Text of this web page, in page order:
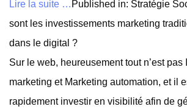
Lire la suite … Published in: Stratégie
sont les investissements marketing
dans le digital ?
Sur le web, heureusement tout n’est pas
marketing et Marketing automation, et il
rapidement investir en visibilité afin de